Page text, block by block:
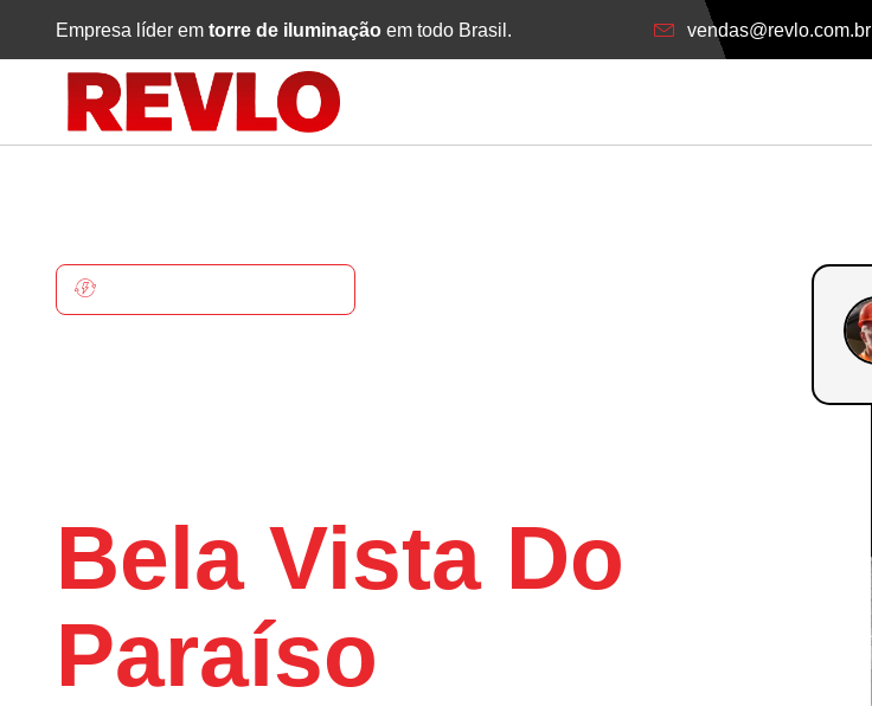
Empresa líder em torre de iluminação em todo Brasil. vendas@revlo.com.br
Bela Vista Do
Paraíso